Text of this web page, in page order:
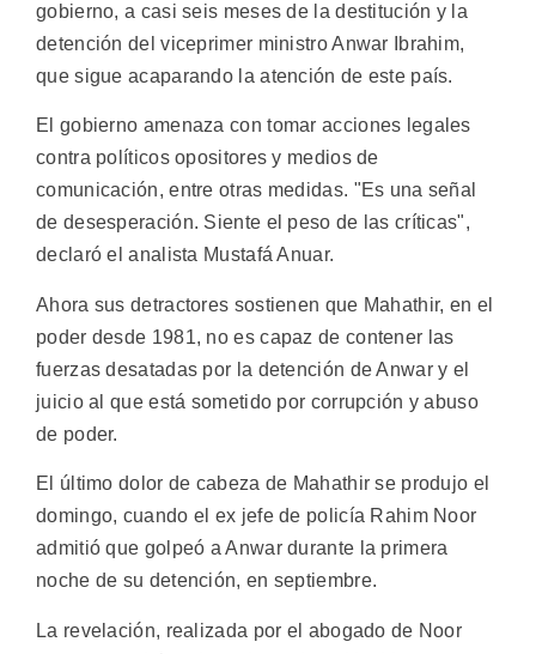
gobierno, a casi seis meses de la destitución y la
detención del viceprimer ministro Anwar Ibrahim,
que sigue acaparando la atención de este país.
El gobierno amenaza con tomar acciones legales
contra políticos opositores y medios de
comunicación, entre otras medidas. "Es una señal
de desesperación. Siente el peso de las críticas",
declaró el analista Mustafá Anuar.
Ahora sus detractores sostienen que Mahathir, en el
poder desde 1981, no es capaz de contener las
fuerzas desatadas por la detención de Anwar y el
juicio al que está sometido por corrupción y abuso
de poder.
El último dolor de cabeza de Mahathir se produjo el
domingo, cuando el ex jefe de policía Rahim Noor
admitió que golpeó a Anwar durante la primera
noche de su detención, en septiembre.
La revelación, realizada por el abogado de Noor